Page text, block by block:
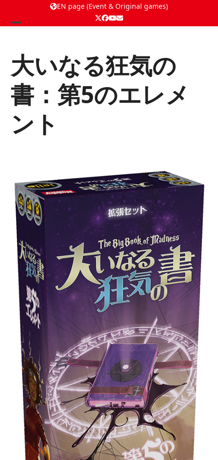
EN page (Event & Original games)
Twitter
Facebook
YouTube
Email
menu
menu
大いなる狂気の
書：第5のエレメ
ント